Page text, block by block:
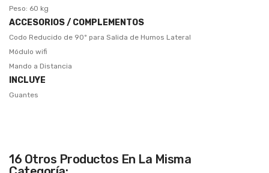
Peso: 60 kg
ACCESORIOS / COMPLEMENTOS
Codo Reducido de 90º para Salida de Humos Lateral
Módulo wifi
Mando a Distancia
INCLUYE
Guantes
16 Otros Productos En La Misma